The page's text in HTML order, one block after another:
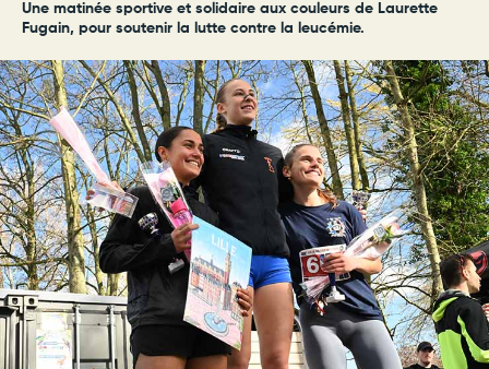
Une matinée sportive et solidaire aux couleurs de Laurette
Fugain, pour soutenir la lutte contre la leucémie.